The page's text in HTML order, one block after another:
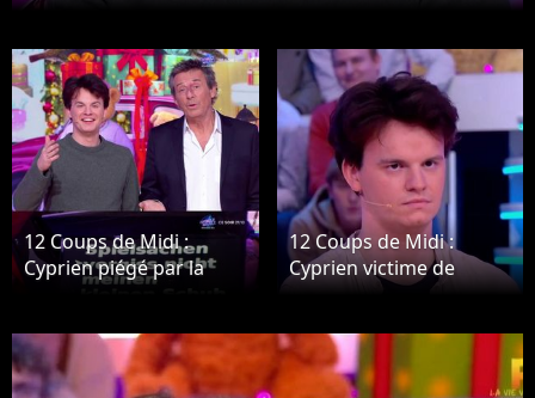
12 Coups de Midi :
Cyprien piégé par la
12 Coups de Midi :
Cyprien victime de
moqueries sur les